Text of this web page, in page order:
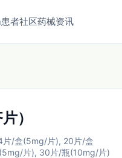
者社区药械资讯
）
/盒(5mg/片), 20片/盒
片), 30片/瓶(10mg/片)